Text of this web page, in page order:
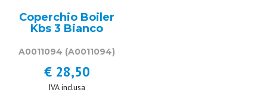
Coperchio Boiler
Kbs 3 Bianco
A0011094 (A0011094)
€ 28,50
IVA inclusa